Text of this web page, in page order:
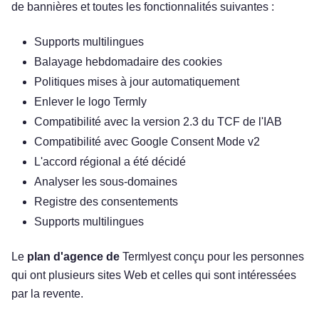
de bannières et toutes les fonctionnalités suivantes :
Supports multilingues
Balayage hebdomadaire des cookies
Politiques mises à jour automatiquement
Enlever le logo Termly
Compatibilité avec la version 2.3 du TCF de l'IAB
Compatibilité avec Google Consent Mode v2
L'accord régional a été décidé
Analyser les sous-domaines
Registre des consentements
Supports multilingues
Le plan d'agence de Termlyest conçu pour les personnes
qui ont plusieurs sites Web et celles qui sont intéressées
par la revente.